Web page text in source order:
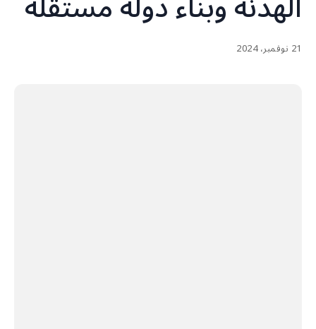
21 نوفمبر، 2024